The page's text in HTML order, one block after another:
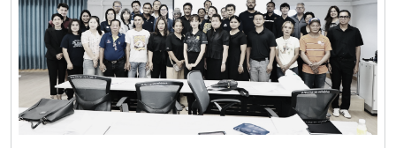
ทะเล อันเป็นการสร้างประสบการณ์การเรียนรู้จากสถานการณ์
จริง พร้อมปลูกฝังความรับผิดชอบต่อสังคมและสิ่งแวดล้อม